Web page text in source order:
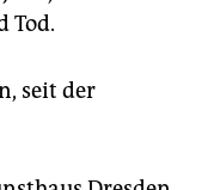
Tod.
seit der